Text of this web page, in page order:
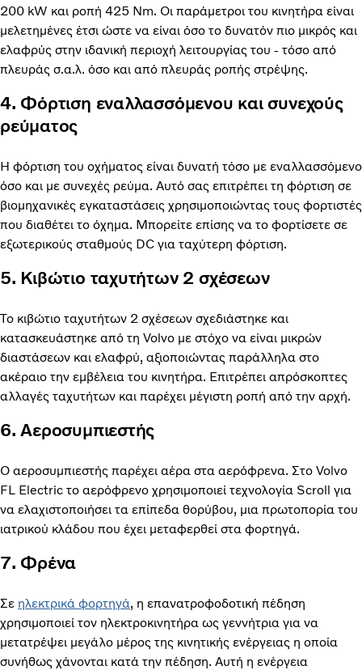
200 kW και ροπή 425 Nm. Οι παράμετροι του κινητήρα είναι
μελετημένες έτσι ώστε να είναι όσο το δυνατόν πιο μικρός και
ελαφρύς στην ιδανική περιοχή λειτουργίας του - τόσο από
πλευράς σ.α.λ. όσο και από πλευράς ροπής στρέψης.
4. Φόρτιση εναλλασσόμενου και συνεχούς
ρεύματος
Η φόρτιση του οχήματος είναι δυνατή τόσο με εναλλασσόμενο
όσο και με συνεχές ρεύμα. Αυτό σας επιτρέπει τη φόρτιση σε
βιομηχανικές εγκαταστάσεις χρησιμοποιώντας τους φορτιστές
που διαθέτει το όχημα. Μπορείτε επίσης να το φορτίσετε σε
εξωτερικούς σταθμούς DC για ταχύτερη φόρτιση.
5. Κιβώτιο ταχυτήτων 2 σχέσεων
Το κιβώτιο ταχυτήτων 2 σχέσεων σχεδιάστηκε και
κατασκευάστηκε από τη Volvo με στόχο να είναι μικρών
διαστάσεων και ελαφρύ, αξιοποιώντας παράλληλα στο
ακέραιο την εμβέλεια του κινητήρα. Επιτρέπει απρόσκοπτες
αλλαγές ταχυτήτων και παρέχει μέγιστη ροπή από την αρχή.
6. Αεροσυμπιεστής
Ο αεροσυμπιεστής παρέχει αέρα στα αερόφρενα. Στο Volvo
FL Electric το αερόφρενο χρησιμοποιεί τεχνολογία Scroll για
να ελαχιστοποιήσει τα επίπεδα θορύβου, μια πρωτοπορία του
ιατρικού κλάδου που έχει μεταφερθεί στα φορτηγά.
7. Φρένα
Σε ηλεκτρικά φορτηγά, η επανατροφοδοτική πέδηση
χρησιμοποιεί τον ηλεκτροκινητήρα ως γεννήτρια για να
μετατρέψει μεγάλο μέρος της κινητικής ενέργειας η οποία
συνήθως χάνονται κατά την πέδηση. Αυτή η ενέργεια